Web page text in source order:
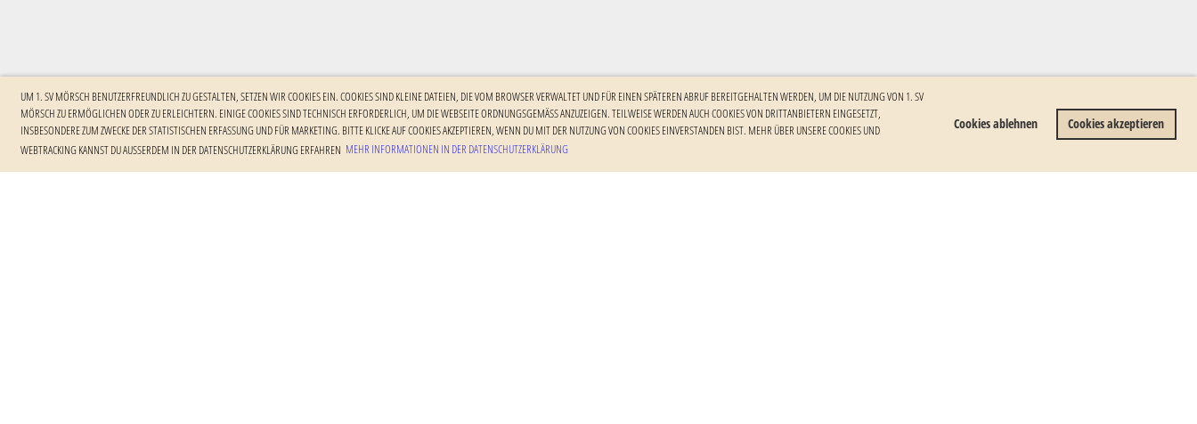
UM 1. SV MÖRSCH BENUTZERFREUNDLICH ZU GESTALTEN, SETZEN WIR COOKIES EIN. COOKIES SIND KLEINE DATEIEN, DIE VOM BROWSER VERWALTET UND FÜR EINEN SPÄTEREN ABRUF BEREITGEHALTEN WERDEN, UM DIE NUTZUNG VON 1. SV
MÖRSCH ZU ERMÖGLICHEN ODER ZU ERLEICHTERN. EINIGE COOKIES SIND TECHNISCH ERFORDERLICH, UM DIE WEBSEITE ORDNUNGSGEMÄSS ANZUZEIGEN. TEILWEISE WERDEN AUCH COOKIES VON DRITTANBIETERN EINGESETZT, I
NSBESONDERE ZUM ZWECKE DER STATISTISCHEN ERFASSUNG UND FÜR MARKETING. BITTE KLICKE AUF COOKIES AKZEPTIEREN, WENN DU MIT DER NUTZUNG VON COOKIES EINVERSTANDEN BIST. MEHR ÜBER UNSERE COOKIES UND W
EBTRACKING KANNST DU AUSSERDEM IN DER DATENSCHUTZERKLÄRUNG ERFAHREN
MEHR INFORMATIONEN IN DER DATENSCHUTZERKLÄRUNG
Cookies ablehnen Cookies akzeptieren